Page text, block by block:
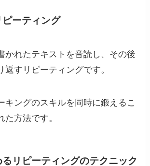
ーティング
かれたテキストを音読し、その後
返すリピーティングです。
キングのスキルを同時に鍛えるこ
た方法です。
リピーティングのテクニック